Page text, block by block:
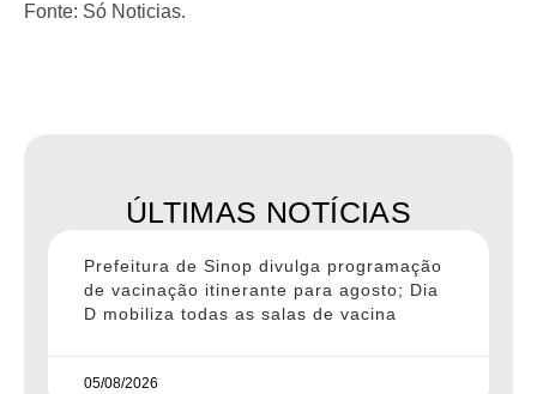
Fonte: Só Noticias.
ÚLTIMAS NOTÍCIAS
Prefeitura de Sinop divulga programação
de vacinação itinerante para agosto; Dia
D mobiliza todas as salas de vacina
05/08/2026